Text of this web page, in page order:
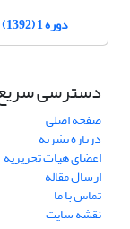
دوره 1 (1392)
دسترسی
صفحه اصلی
درباره نشریه
اعضای هیات تحریریه
ارسال مقاله
تماس با ما
نقشه سایت